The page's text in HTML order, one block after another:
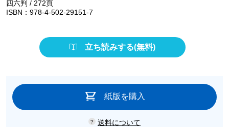
四六判 / 272頁
ISBN：978-4-502-29151-7
立ち読みする(無料)
紙版を購入
送料について